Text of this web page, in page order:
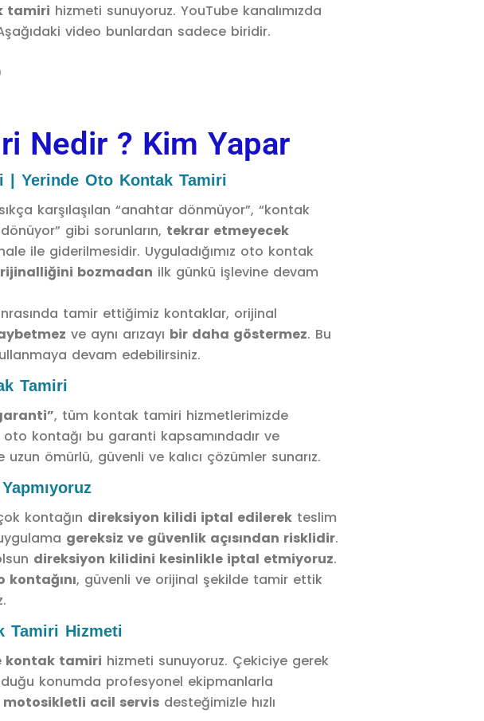
tamiri hizmeti sunuyoruz. YouTube kanalımızda
video bunlardan sadece biridir.
Nedir ? Kim Yapar
| Yerinde Oto Kontak Tamiri
karşılaşılan “anahtar dönmüyor”, “kontak
gibi sorunların, tekrar etmeyecek
ile giderilmesidir. Uyguladığımız oto kontak
bozmadan ilk günkü işlevine devam
tamir ettiğimiz kontaklar, orijinal
ve aynı arızayı bir daha göstermez. Bu
devam edebilirsiniz.
Tamiri
, tüm kontak tamiri hizmetlerimizde
kontağı bu garanti kapsamındadır ve
uzun ömürlü, güvenli ve kalıcı çözümler sunarız.
kontağın direksiyon kilidi iptal edilerek teslim
gereksiz ve güvenlik açısından risklidir.
direksiyon kilidini kesinlikle iptal etmiyoruz.
kontağını, güvenli ve orijinal şekilde tamir ettik
Tamiri Hizmeti
kontak tamiri hizmeti sunuyoruz. Çekiciye gerek
konumda profesyonel ekipmanlarla
motosikletli acil servis desteğimizle hızlı